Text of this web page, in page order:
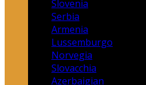
Slovenia
Serbia
Armenia
Lussemburgo
Norvegia
Slovacchia
Azerbaigian